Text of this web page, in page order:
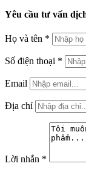
Yêu cầu tư vấn
Họ và tên *
Số điện thoại *
Email
Địa chỉ
Lời nhắn *